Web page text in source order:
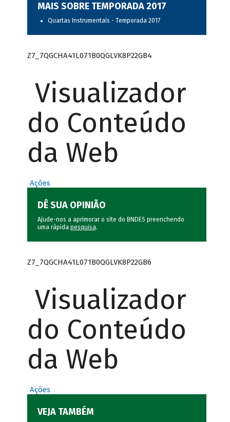
MAIS SOBRE TEMPORADA 2017
Quartas Instrumentais - Temporada 2017
Z7_7QGCHA41L071B0QGLVK8P22GB4
Visualizador
do Conteúdo
da Web
Ações
DÊ SUA OPINIÃO
Ajude-nos a aprimorar o site do BNDES preenchendo
uma rápida pesquisa.
Z7_7QGCHA41L071B0QGLVK8P22GB6
Visualizador
do Conteúdo
da Web
Ações
VEJA TAMBÉM